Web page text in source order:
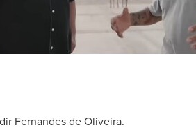
Fernandes de Oliveira.